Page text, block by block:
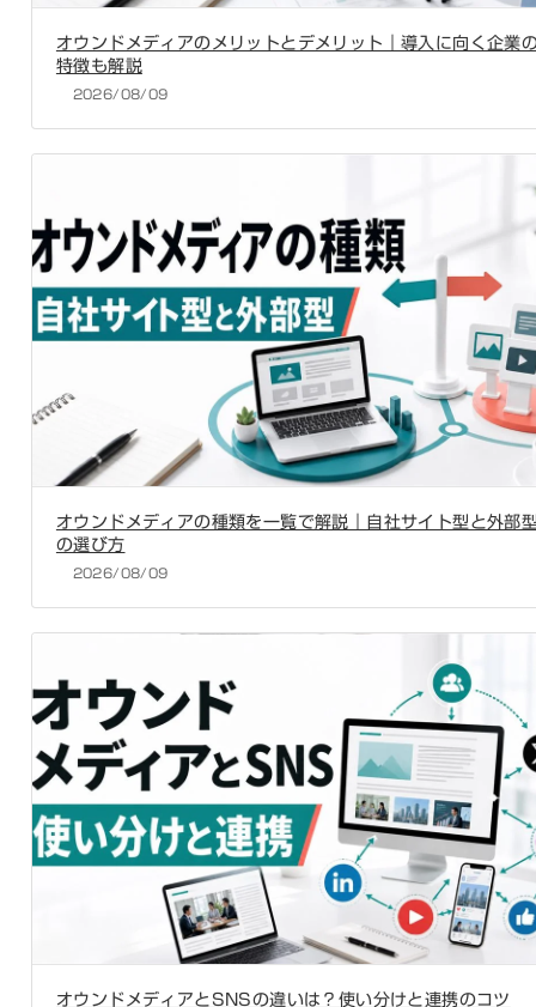
オウンドメディアのメリットとデメリット｜導入に向く企業
特徴も解説
2026/08/09
オウンドメディアの種類を一覧で解説｜自社サイト型と外部
の選び方
2026/08/09
オウンドメディアとSNSの違いは？使い分けと連携のコツ